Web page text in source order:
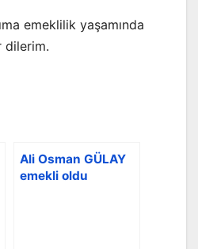
emeklilik yaşamında
dilerim.
Ali Osman GÜLAY
emekli oldu